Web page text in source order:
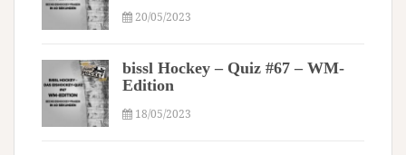
20/05/2023
bissl Hockey – Quiz #67 – WM-
Edition
18/05/2023